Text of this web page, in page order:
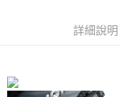
３．未成年的使用者請事
時審查核予不同之上限額度
請求用戶進行身份認證。
每筆NT$200，滿
每筆NT$200，滿
詳細說明